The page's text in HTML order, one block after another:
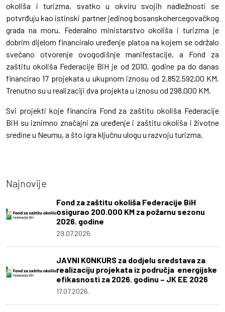
okoliša i turizma, svatko u okviru svojih nadležnosti se
potvrđuju kao istinski partner jedinog bosanskohercegovačkog
grada na moru. Federalno ministarstvo okoliša i turizma je
dobrim dijelom financiralo uređenje platoa na kojem se održalo
svečano otvorenje ovogodišnje manifestacije, a Fond za
zaštitu okoliša Federacije BiH je od 2010. godine pa do danas
financirao 17 projekata u ukupnom iznosu od 2.852.592,00 KM.
Trenutno su u realizaciji dva projekta u iznosu od 298.000 KM.
Svi projekti koje financira Fond za zaštitu okoliša Federacije
BiH su iznimno značajni za uređenje i zaštitu okoliša i životne
sredine u Neumu, a što igra ključnu ulogu u razvoju turizma.
Najnovije
Fond za zaštitu okoliša Federacije BiH
osigurao 200.000 KM za požarnu sezonu
2026. godine
29.07.2026.
JAVNI KONKURS za dodjelu sredstava za
realizaciju projekata iz područja energijske
efikasnosti za 2026. godinu – JK EE 2026
17.07.2026.